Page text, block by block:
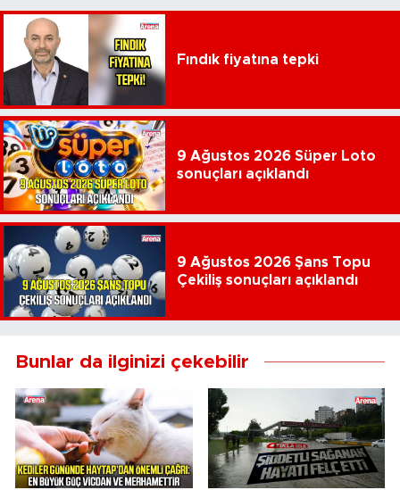
Fındık fiyatına tepki
9 Ağustos 2026 Süper Loto
sonuçları açıklandı
9 Ağustos 2026 Şans Topu
Çekiliş sonuçları açıklandı
Bunlar da ilginizi çekebilir